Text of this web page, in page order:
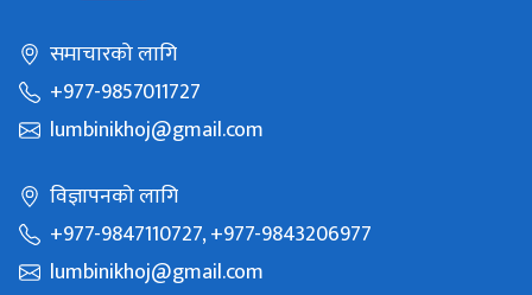
समाचारको लागि
+977-9857011727
lumbinikhoj@gmail.com
विज्ञापनको लागि
+977-9847110727, +977-9843206977
lumbinikhoj@gmail.com